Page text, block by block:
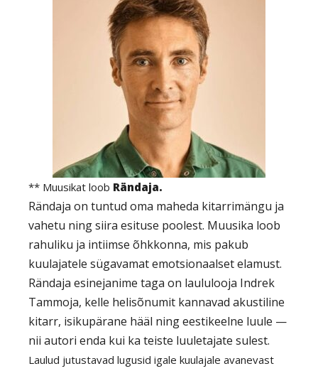
** Muusikat loob Rändaja.
Rändaja on tuntud oma maheda kitarrimängu ja
vahetu ning siira esituse poolest. Muusika loob
rahuliku ja intiimse õhkkonna, mis pakub
kuulajatele sügavamat emotsionaalset elamust.
Rändaja esinejanime taga on laululooja Indrek
Tammoja, kelle helisõnumit kannavad akustiline
kitarr, isikupärane hääl ning eestikeelne luule —
nii autori enda kui ka teiste luuletajate sulest.
Laulud jutustavad lugusid igale kuulajale avanevast